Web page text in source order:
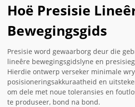
Hoë Presisie
Bewegingsgids
Presisie word gewaarborg deur die
lineêre bewegingsgidslyne en
Hierdie ontwerp verseker minimale
posisioneringsakkuraatheid en
om dele met noue toleransies en
te produseer, bond na bond.